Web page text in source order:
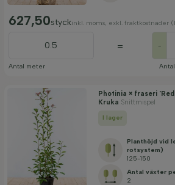
627,50styckinkl. moms, exkl. fraktkostnader
Antal meter
= -
Photinia × fraseri
Kruka Snittmispel
I lager
Planthöjd vid
rotsystem)
125-150
Antal växter
2